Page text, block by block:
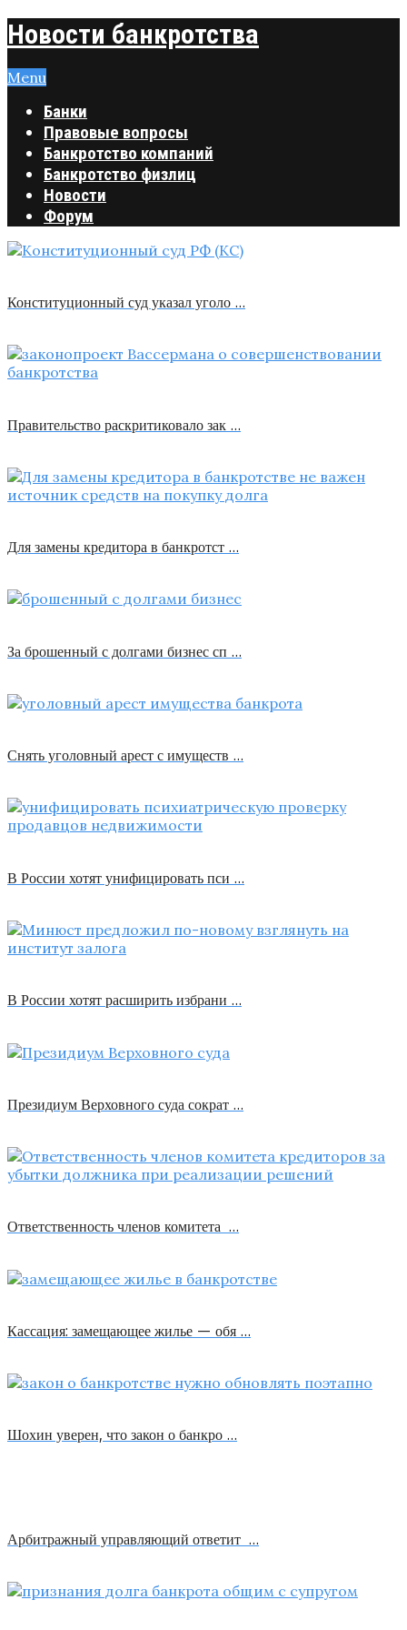
Новости банкротства
Menu
Банки
Правовые вопросы
Банкротство компаний
Банкротство физлиц
Новости
Форум
Конституционный суд указал уголо …
Правительство раскритиковало зак …
Для замены кредитора в банкротст …
За брошенный с долгами бизнес сп …
Снять уголовный арест с имуществ …
В России хотят унифицировать пси …
В России хотят расширить избрани …
Президиум Верховного суда сократ …
Ответственность членов комитета …
Кассация: замещающее жилье — обя …
Шохин уверен, что закон о банкро …
Арбитражный управляющий ответит …